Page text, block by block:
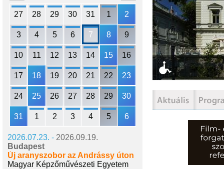
27 28 29 30 31 1 2
3 4 5 6 7 8 9
10 11 12 13 14 15 16
17 18 19 20 21 22 23
24 25 26 27 28 29 30
31 1 2 3 4 5 6
2026.07.23. - 2026.09.19.
Budapest
Új aranyszobor az Andrássy úton
Magyar Képzőművészeti Egyetem